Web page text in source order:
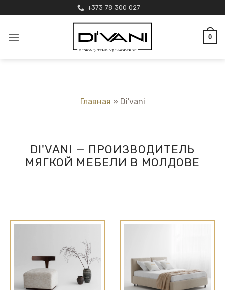
to
+373 78 300 027
0
Главная » Di'vani
DI'VANI — ПРОИЗВОДИТЕЛЬ
МЯГКОЙ МЕБЕЛИ В МОЛДОВЕ